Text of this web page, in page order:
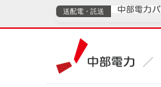
送配電・託送